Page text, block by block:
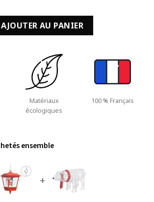
Noël Extérieur Guirlande de 2,7m avec
AJOUTER AU PANIER
Matériaux
écologiques
100 % Français
ensemble
+